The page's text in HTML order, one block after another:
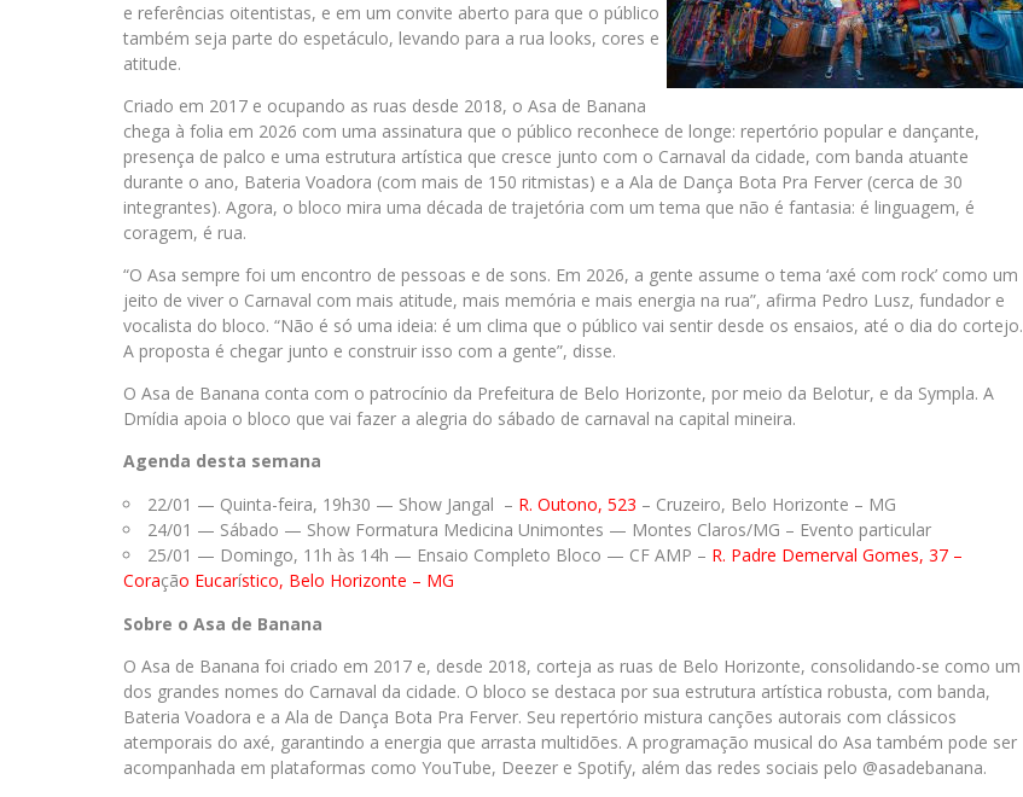
e referências oitentistas, e em um convite aberto para que o público
também seja parte do espetáculo, levando para a rua looks, cores e
atitude.
Criado em 2017 e ocupando as ruas desde 2018, o Asa de Banana
chega à folia em 2026 com uma assinatura que o público reconhece de longe: repertório popular e dançante,
presença de palco e uma estrutura artística que cresce junto com o Carnaval da cidade, com banda atuante
durante o ano, Bateria Voadora (com mais de 150 ritmistas) e a Ala de Dança Bota Pra Ferver (cerca de 30
integrantes). Agora, o bloco mira uma década de trajetória com um tema que não é fantasia: é linguagem, é
coragem, é rua.
“O Asa sempre foi um encontro de pessoas e de sons. Em 2026, a gente assume o tema ‘axé com rock’ como um
jeito de viver o Carnaval com mais atitude, mais memória e mais energia na rua”, afirma Pedro Lusz, fundador e
vocalista do bloco. “Não é só uma ideia: é um clima que o público vai sentir desde os ensaios, até o dia do cortejo.
A proposta é chegar junto e construir isso com a gente”, disse.
O Asa de Banana conta com o patrocínio da Prefeitura de Belo Horizonte, por meio da Belotur, e da Sympla. A
Dmídia apoia o bloco que vai fazer a alegria do sábado de carnaval na capital mineira.
Agenda desta semana
22/01 — Quinta-feira, 19h30 — Show Jangal – R. Outono, 523 – Cruzeiro, Belo Horizonte – MG
24/01 — Sábado — Show Formatura Medicina Unimontes — Montes Claros/MG – Evento particular
25/01 — Domingo, 11h às 14h — Ensaio Completo Bloco — CF AMP – R. Padre Demerval Gomes, 37 –
Coração Eucarístico, Belo Horizonte – MG
Sobre o Asa de Banana
O Asa de Banana foi criado em 2017 e, desde 2018, corteja as ruas de Belo Horizonte, consolidando-se como um
dos grandes nomes do Carnaval da cidade. O bloco se destaca por sua estrutura artística robusta, com banda,
Bateria Voadora e a Ala de Dança Bota Pra Ferver. Seu repertório mistura canções autorais com clássicos
atemporais do axé, garantindo a energia que arrasta multidões. A programação musical do Asa também pode ser
acompanhada em plataformas como YouTube, Deezer e Spotify, além das redes sociais pelo @asadebanana.